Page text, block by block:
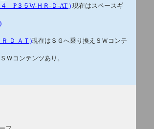
P３５W-ＨＲ-Ｄ-AT ) 現在はスペースギ
Ｄ ＡＴ)現在はＳＧへ乗り換えＳＷコンテ
Ｗコンテンツあり。